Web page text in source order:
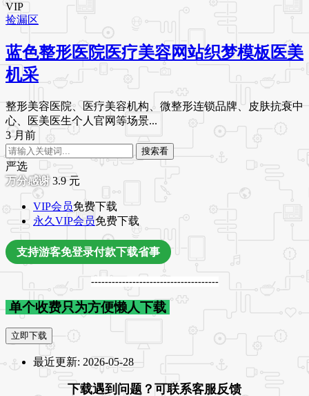
VIP
捡漏区
蓝色整形医院医疗美容网站织梦模板医美
机采
整形美容医院、医疗美容机构、微整形连锁品牌、皮肤抗衰中
心、医美医生个人官网等场景...
3 月前
搜索看
严选
3.9元
VIP会员免费下载
永久VIP会员免费下载
支持游客免登录付款下载省事
-------------------------------------
单个收费只为方便懒人下载
立即下载
最近更新: 2026-05-28
下载遇到问题？可联系客服反馈